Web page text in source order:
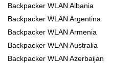
Backpacker WLAN Albania
Backpacker WLAN Argentina
Backpacker WLAN Armenia
Backpacker WLAN Australia
Backpacker WLAN Azerbaijan